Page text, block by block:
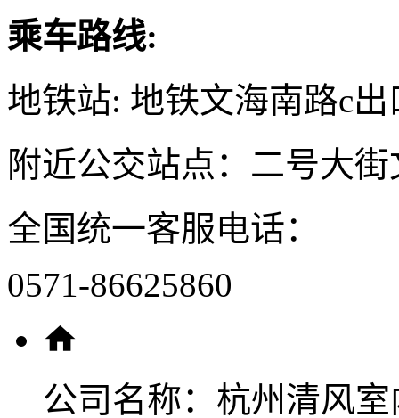
乘车路线:
地铁站: 地铁文海南路c出
附近公交站点：二号大
全国统一客服电话：
0571-86625860
公司名称： 杭州清风